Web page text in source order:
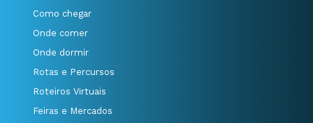
Como chegar
Onde comer
Onde dormir
Rotas e Percursos
Roteiros Virtuais
Feiras e Mercados